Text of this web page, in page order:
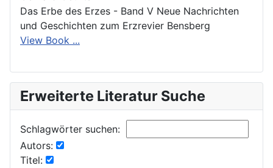
Das Erbe des Erzes - Band V Neue Nachrichten
und Geschichten zum Erzrevier Bensberg
View Book ...
Erweiterte Literatur Suche
Schlagwörter suchen:
Autors:
Titel: